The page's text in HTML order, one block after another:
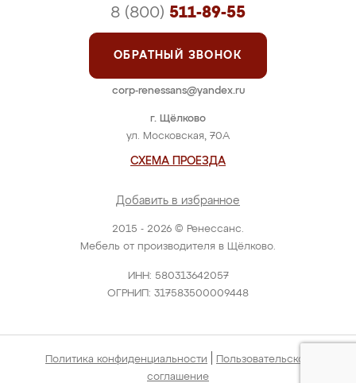
2015 - 2026 © Ренессанс.
Мебель от производителя в Щёлково.
ИНН: 580313642057
ОГРНИП: 317583500009448
г. Щёлково
ул. Московская, 70А
СХЕМА ПРОЕЗДА
Добавить в избранное
8 (800) 511-89-55
ОБРАТНЫЙ ЗВОНОК
corp-renessans@yandex.ru
Политика конфиденциальности
Пользовательское
соглашение